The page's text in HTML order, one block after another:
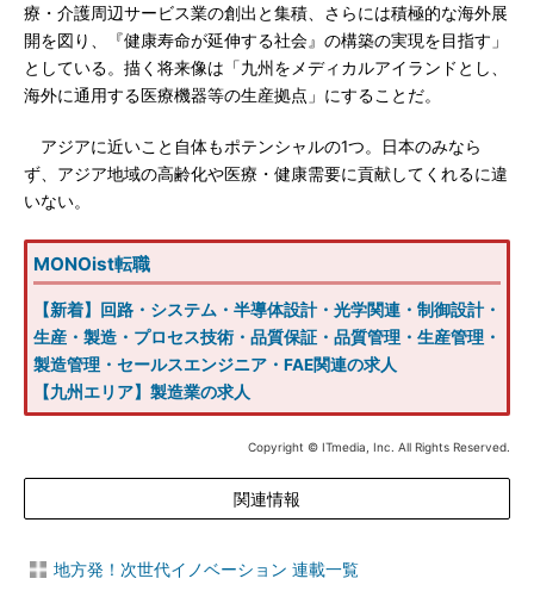
療・介護周辺サービス業の創出と集積、さらには積極的な海外展
開を図り、『健康寿命が延伸する社会』の構築の実現を目指す」
としている。描く将来像は「九州をメディカルアイランドとし、
海外に通用する医療機器等の生産拠点」にすることだ。
アジアに近いこと自体もポテンシャルの1つ。日本のみなら
ず、アジア地域の高齢化や医療・健康需要に貢献してくれるに違
いない。
MONOist転職
【新着】回路・システム・半導体設計・光学関連・制御設計・
生産・製造・プロセス技術・品質保証・品質管理・生産管理・
製造管理・セールスエンジニア・FAE関連の求人
【九州エリア】製造業の求人
Copyright © ITmedia, Inc. All Rights Reserved.
関連情報
地方発！次世代イノベーション 連載一覧